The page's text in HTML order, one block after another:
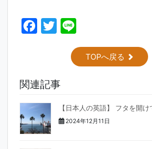
F
b
o
o
k
T
itt
TOPへ戻る
関連記事
【日本人の英語】 フタを開け
2024年12月11日